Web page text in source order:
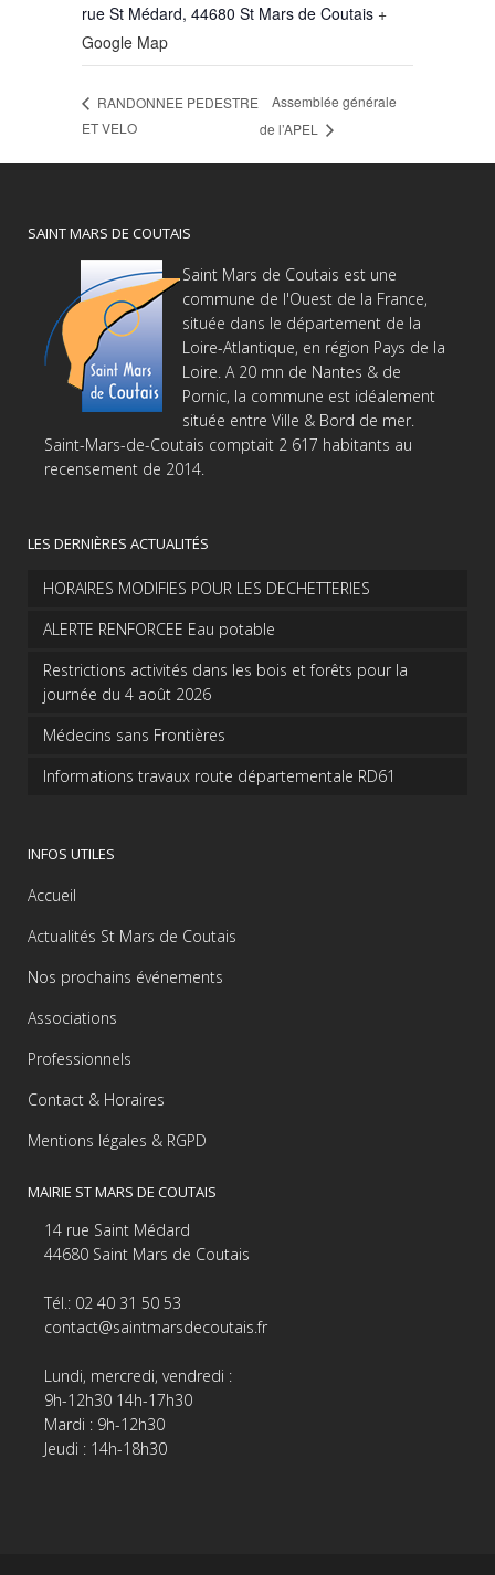
rue St Médard, 44680 St Mars de Coutais +
Google Map
RANDONNEE PEDESTRE
ET VELO
Assemblée générale
de l’APEL
SAINT MARS DE COUTAIS
Saint Mars de Coutais est une
commune de l'Ouest de la France,
située dans le département de la
Loire-Atlantique, en région Pays de la
Loire. A 20 mn de Nantes & de
Pornic, la commune est idéalement
située entre Ville & Bord de mer.
Saint-Mars-de-Coutais comptait 2 617 habitants au
recensement de 2014.
LES DERNIÈRES ACTUALITÉS
HORAIRES MODIFIES POUR LES DECHETTERIES
ALERTE RENFORCEE Eau potable
Restrictions activités dans les bois et forêts pour la
journée du 4 août 2026
Médecins sans Frontières
Informations travaux route départementale RD61
INFOS UTILES
Accueil
Actualités St Mars de Coutais
Nos prochains événements
Associations
Professionnels
Contact & Horaires
Mentions légales & RGPD
MAIRIE ST MARS DE COUTAIS
14 rue Saint Médard
44680 Saint Mars de Coutais
Tél.: 02 40 31 50 53
contact@saintmarsdecoutais.fr
Lundi, mercredi, vendredi :
9h-12h30 14h-17h30
Mardi : 9h-12h30
Jeudi : 14h-18h30